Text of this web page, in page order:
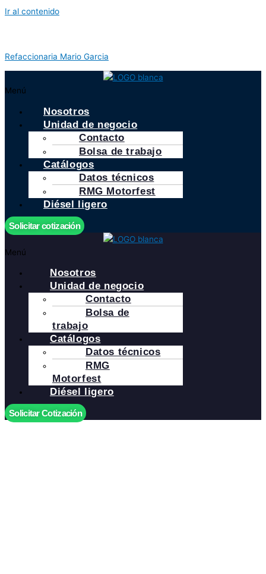
Ir al contenido
Refaccionaria Mario Garcia
Menú
Nosotros
Unidad de negocio
Contacto
Bolsa de trabajo
Catálogos
Datos técnicos
RMG Motorfest
Diésel ligero
Solicitar cotización
Menú
Nosotros
Unidad de negocio
Contacto
Bolsa de
trabajo
Catálogos
Datos técnicos
RMG
Motorfest
Diésel ligero
Solicitar Cotización